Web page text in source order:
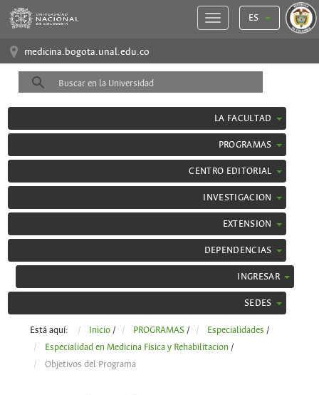
ES
medicina.bogota.unal.edu.co
LA FACULTAD
PROGRAMAS
CENTRO EDITORIAL
INVESTIGACION
EXTENSION
DEPENDENCIAS
INGRESAR
SEDES
Está aquí: Inicio / PROGRAMAS / Especialidades /
Especialidad en Medicina Física y Rehabilitacion /
Objetivos del Programa